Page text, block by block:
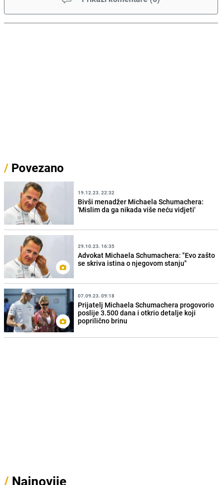
/ Povezano
19.12.23. 22:32
Bivši menadžer Michaela Schumachera:
'Mislim da ga nikada više neću vidjeti'
29.10.23. 16:35
Advokat Michaela Schumachera: "Evo zašto
se skriva istina o njegovom stanju"
07.09.23. 09:18
Prijatelj Michaela Schumachera progovorio
poslije 3.500 dana i otkrio detalje koji
poprilično brinu
/ Najnovije